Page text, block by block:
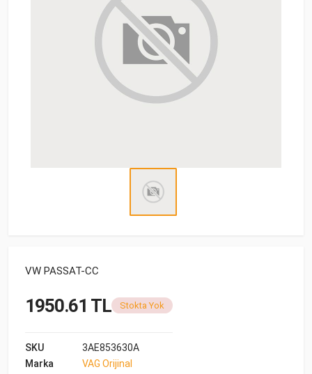
VW PASSAT-CC
1950.61 TL Stokta Yok
SKU
3AE853630A
Marka
VAG Orijinal